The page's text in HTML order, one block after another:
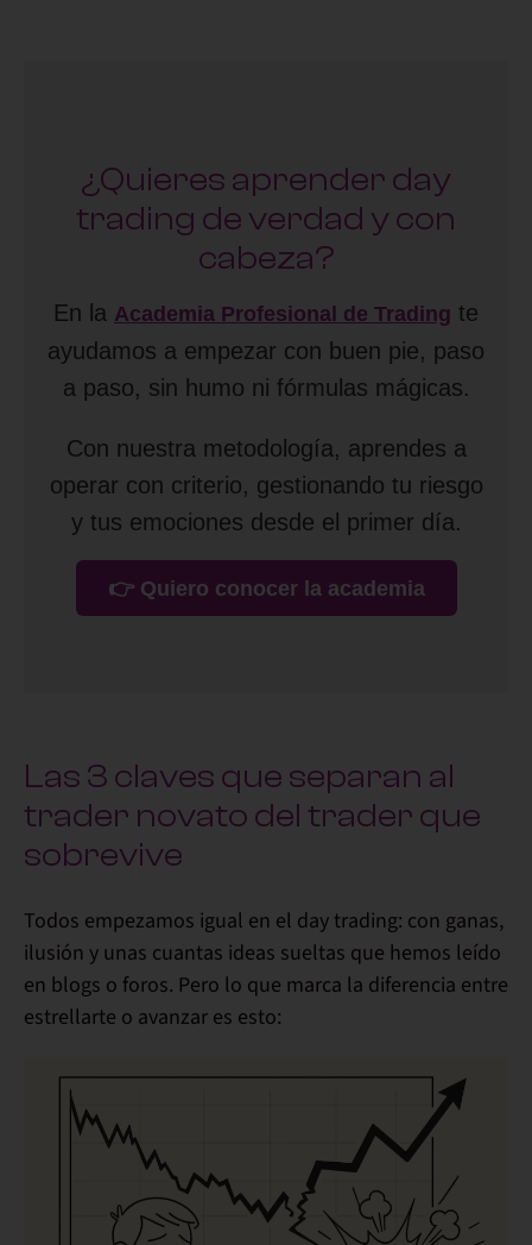
¿Quieres aprender day
trading de verdad y con
cabeza?
En la Academia Profesional de Trading te
ayudamos a empezar con buen pie, paso
a paso, sin humo ni fórmulas mágicas.
Con nuestra metodología, aprendes a
operar con criterio, gestionando tu riesgo
y tus emociones desde el primer día.
👉 Quiero conocer la academia
Las 3 claves que separan al
trader novato del trader que
sobrevive
Todos empezamos igual en el day trading: con ganas,
ilusión y unas cuantas ideas sueltas que hemos leído
en blogs o foros. Pero lo que marca la diferencia entre
estrellarte o avanzar es esto: